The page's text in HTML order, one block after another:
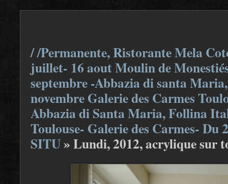
/ /Permanente, Ristorante Mela
juillet- 16 aout Moulin de
septembre -Abbazia di santa
novembre Galerie des Carmes
Abbazia di Santa Maria, Follina
Toulouse- Galerie des Carmes- Du
SITU»Lundi, 2012, acrylique sur